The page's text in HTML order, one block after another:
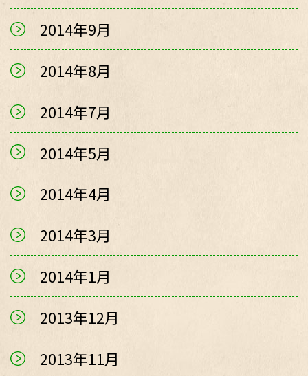
2014年9月
2014年8月
2014年7月
2014年5月
2014年4月
2014年3月
2014年1月
2013年12月
2013年11月